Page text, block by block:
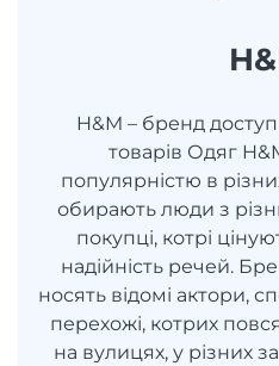
H&M – бренд
товарів Одяг
популярністю в
обирають люди з
покупці, котрі
надійність речей.
носять відомі актори,
перехожі, котрих
на вулицях, у різних